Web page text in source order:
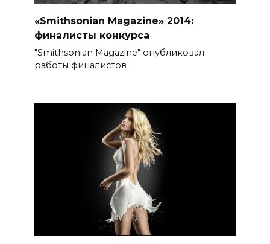
«Smithsonian Magazine» 2014:
финалисты конкурса
"Smithsonian Magazine" опубликовал
работы финалистов